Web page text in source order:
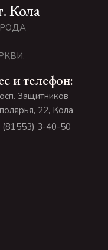
Кола
и телефон:
Защитников
22, Кола
(81553) 3-40-50